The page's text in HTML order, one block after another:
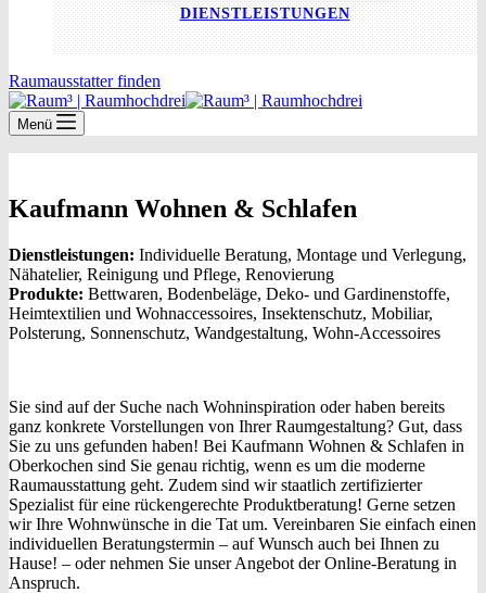
DIENSTLEISTUNGEN
Raumausstatter finden
Menü
Kaufmann Wohnen & Schlafen
Dienstleistungen: Individuelle Beratung, Montage und Verlegung,
Nähatelier, Reinigung und Pflege, Renovierung
Produkte: Bettwaren, Bodenbeläge, Deko- und Gardinenstoffe,
Heimtextilien und Wohnaccessoires, Insektenschutz, Mobiliar,
Polsterung, Sonnenschutz, Wandgestaltung, Wohn-Accessoires
Sie sind auf der Suche nach Wohninspiration oder haben bereits
ganz konkrete Vorstellungen von Ihrer Raumgestaltung? Gut, dass
Sie zu uns gefunden haben! Bei Kaufmann Wohnen & Schlafen in
Oberkochen sind Sie genau richtig, wenn es um die moderne
Raumausstattung geht. Zudem sind wir staatlich zertifizierter
Spezialist für eine rückengerechte Produktberatung! Gerne setzen
wir Ihre Wohnwünsche in die Tat um. Vereinbaren Sie einfach einen
individuellen Beratungstermin – auf Wunsch auch bei Ihnen zu
Hause! – oder nehmen Sie unser Angebot der Online-Beratung in
Anspruch.